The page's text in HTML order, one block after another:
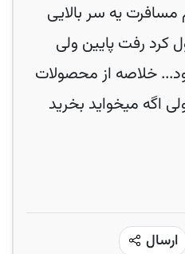
یه سر بالایی
کرد رفت پایین ولی
خلاصه از محصولات
اگه میخواید بخرید
ارسال